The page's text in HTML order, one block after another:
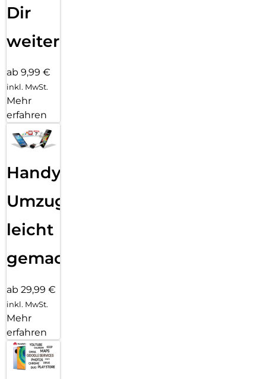
Dir
weiter
ab 9,99 €
inkl. MwSt.
Mehr
erfahren
Handy
Umzug
leicht
gemacht!
ab 29,99 €
inkl. MwSt.
Mehr
erfahren